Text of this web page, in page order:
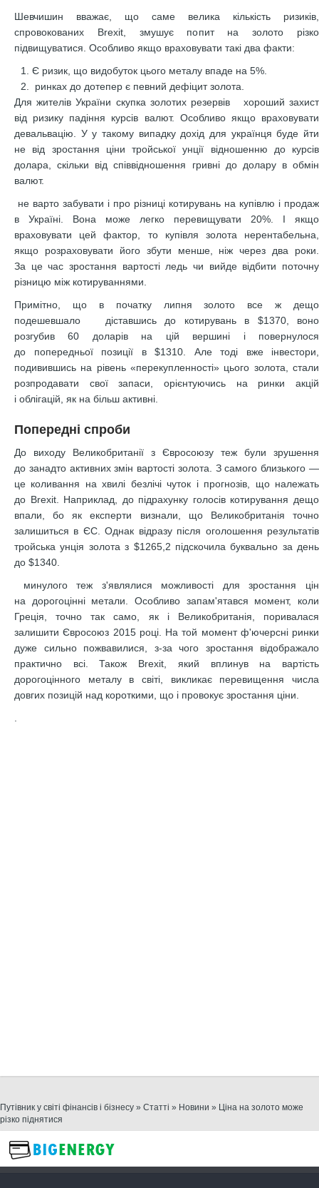
Шевчишин вважає, що саме велика кількість ризиків,
спровокованих Brexit, змушує попит на золото різко
підвищуватися. Особливо якщо враховувати такі два факти:
Є ризик, що видобуток цього металу впаде на 5%.
ринках до дотепер є певний дефіцит золота.
Для жителів України скупка золотих резервів хороший захист
від ризику падіння курсів валют. Особливо якщо враховувати
девальвацію. У у такому випадку дохід для українця буде йти
не від зростання ціни тройської унції відношенню до курсів
долара, скільки від співвідношення гривні до долару в обмін
валют.
не варто забувати і про різниці котирувань на купівлю і продаж
в Україні. Вона може легко перевищувати 20%. І якщо
враховувати цей фактор, то купівля золота нерентабельна,
якщо розраховувати його збути менше, ніж через два роки.
За це час зростання вартості ледь чи вийде відбити поточну
різницю між котируваннями.
Примітно, що в початку липня золото все ж дещо
подешевшало діставшись до котирувань в $1370, воно
розгубив 60 доларів на цій вершині і повернулося
до попередньої позиції в $1310. Але тоді вже інвестори,
подивившись на рівень «перекупленності» цього золота, стали
розпродавати свої запаси, орієнтуючись на ринки акцій
і облігацій, як на більш активні.
Попередні спроби
До виходу Великобританії з Євросоюзу теж були зрушення
до занадто активних змін вартості золота. З самого близького —
це коливання на хвилі безлічі чуток і прогнозів, що належать
до Brexit. Наприклад, до підрахунку голосів котирування дещо
впали, бо як експерти визнали, що Великобританія точно
залишиться в ЄС. Однак відразу після оголошення результатів
тройська унція золота з $1265,2 підскочила буквально за день
до $1340.
минулого теж з'являлися можливості для зростання цін
на дорогоцінні метали. Особливо запам'ятався момент, коли
Греція, точно так само, як і Великобританія, поривалася
залишити Євросоюз 2015 році. На той момент ф'ючерсні ринки
дуже сильно пожвавилися, з-за чого зростання відображало
практично всі. Також Brexit, який вплинув на вартість
дорогоцінного металу в світі, викликає перевищення числа
довгих позицій над короткими, що і провокує зростання ціни.
Путівник у світі фінансів і бізнесу » Статті » Новини » Ціна на золото може
різко піднятися